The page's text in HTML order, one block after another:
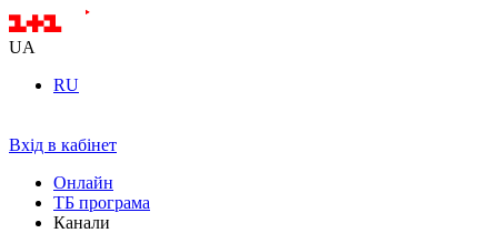
UA
RU
Вхід в кабінет
Онлайн
ТБ програма
Канали